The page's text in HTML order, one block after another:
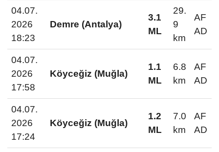
04.07.
2026
18:23
Demre (Antalya)
3.1
ML
29.
9
km
AF
AD
04.07.
2026
17:58
Köyceğiz (Muğla)
1.1
ML
6.8
km
AF
AD
04.07.
2026
17:24
Köyceğiz (Muğla)
1.2
ML
7.0
km
AF
AD